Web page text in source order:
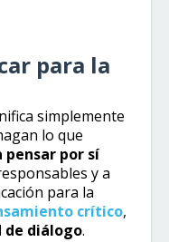
para la
simplemente
lo que
pensar por sí
y a
para la
crítico,
de diálogo.